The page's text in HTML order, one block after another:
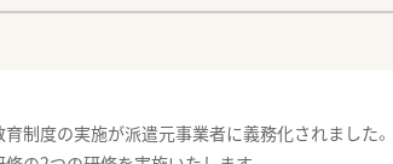
制度の実施が派遣元事業者に義務化されました